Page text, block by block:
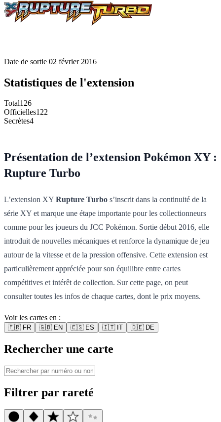
Date de sortie 02 février 2016
Statistiques de l'extension
Total126
Officielles122
Secrètes4
Présentation de l’extension Pokémon XY :
Rupture Turbo
L’extension XY Rupture Turbo s’inscrit dans la continuité de la
série XY et marque une étape importante pour les collectionneurs
comme pour les joueurs du JCC Pokémon. Sortie début 2016, elle
introduit de nouvelles mécaniques et renforce la dynamique de jeu
autour de la vitesse et de la pression offensive. Cette extension est
particulièrement appréciée pour son équilibre entre cartes
compétitives et intérêt de collection. Sur cette page, on peut
consulter toutes les infos de chaque cartes, dont le prix moyens.
Voir les cartes en :
🇫🇷FR 🇬🇧EN 🇪🇸ES 🇮🇹IT 🇩🇪DE
Rechercher une carte
Filtrer par rareté